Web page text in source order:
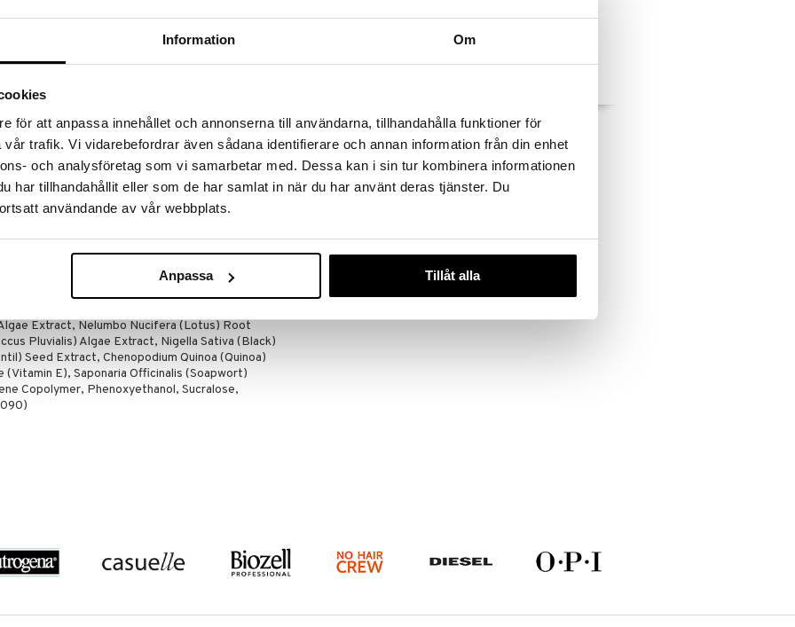
Information Om
för att anpassa innehållet och annonserna till användarna, tillhandahålla funktioner för
trafik. Vi vidarebefordrar även sådana identifierare och annan information från din enhet
och analysföretag som vi samarbetar med. Dessa kan i sin tur kombinera informationen
har tillhandahållit eller som de har samlat in när du har använt deras tjänster. Du
användande av vår webbplats.
Anpassa Tillåt alla
on huuliseerumi, joka kosteuttaa huulia ja tekee
hyaluronihapolla ja kookosöljyllä, jotka
ja tekevät huulista pehmeät.
Cocos Nucifera (Coconut) Oil, Myrica Cerifera
Dulcis (Orange) Peel Cera, Butyrospermum
Extract, Nelumbo Nucifera (Lotus) Root
Pluvialis) Algae Extract, Nigella Sativa (Black)
Seed Extract, Chenopodium Quinoa (Quinoa)
E), Saponaria Officinalis (Soapwort)
Copolymer, Phenoxyethanol, Sucralose,
b. fresh Turn Up The
Volume - Shampoo
B.FRESH
6,95
b. fresh Vitamin Sea -
Body Wash
B.FRESH
9,95